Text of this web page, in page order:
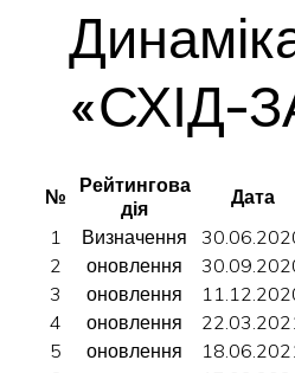
«СХІД-
№
Рейтингова
дія
Дата
1
Визначення
2
оновлення
3
оновлення
4
оновлення
5
оновлення